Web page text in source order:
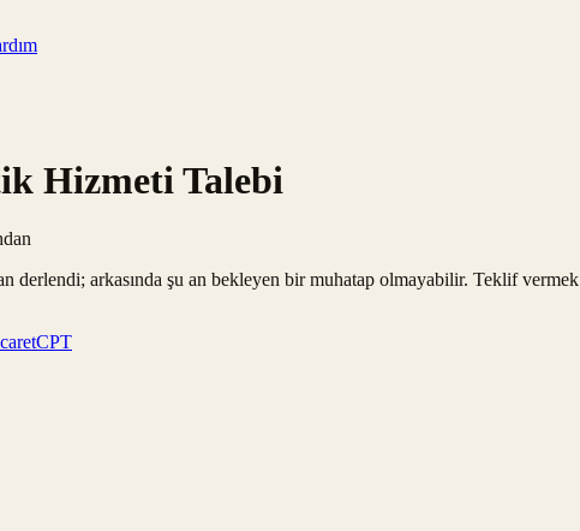
Hizmeti Talebi
derlendi; arkasında şu an bekleyen bir muhatap olmayabilir. Teklif
CPT